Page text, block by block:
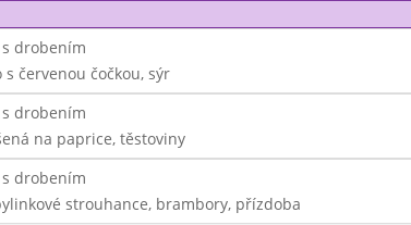
drobením
červenou čočkou, sýr
drobením
na paprice, těstoviny
drobením
strouhance, brambory, přízdoba